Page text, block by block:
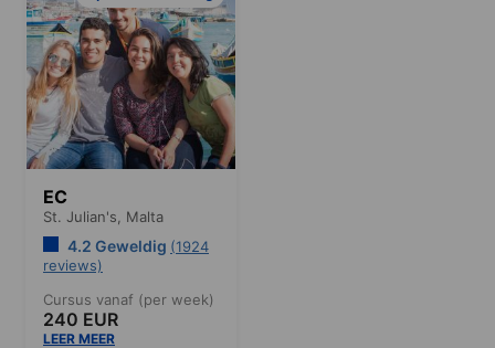
EC
St. Julian's, Malta
4.2 Geweldig (1924
reviews)
Cursus vanaf (per week)
240 EUR
LEER MEER